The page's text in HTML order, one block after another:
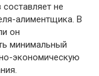
не
алиментщика. В
он
минимальный
экономическую